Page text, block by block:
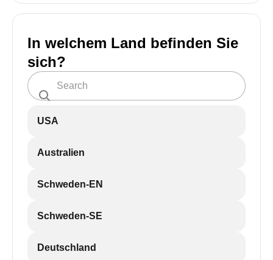
In welchem Land befinden Sie
sich?
USA
Australien
Schweden-EN
Schweden-SE
Deutschland